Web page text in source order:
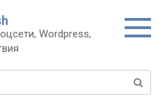
Wordpress,